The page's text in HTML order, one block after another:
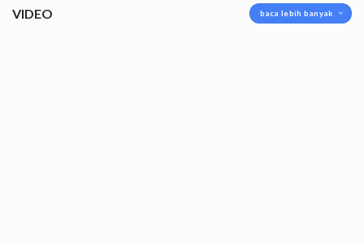
VIDEO baca lebih banyak